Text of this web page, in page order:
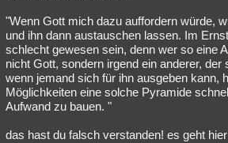
"Wenn Gott mich dazu auffordern würde,
und ihn dann austauschen lassen. Im
schlecht gewesen sein, denn wer so eine
nicht Gott, sondern irgend ein anderer, der
wenn jemand sich für ihn ausgeben kann,
Möglichkeiten eine solche Pyramide
Aufwand zu bauen. "
das hast du falsch verstanden! es geht